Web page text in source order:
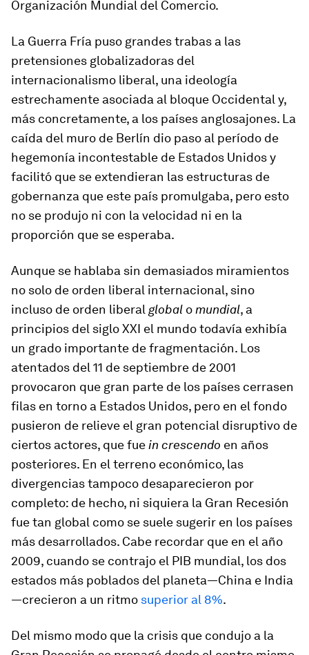
Organización Mundial del Comercio.
La Guerra Fría puso grandes trabas a las
pretensiones globalizadoras del
internacionalismo liberal, una ideología
estrechamente asociada al bloque Occidental y,
más concretamente, a los países anglosajones. La
caída del muro de Berlín dio paso al período de
hegemonía incontestable de Estados Unidos y
facilitó que se extendieran las estructuras de
gobernanza que este país promulgaba, pero esto
no se produjo ni con la velocidad ni en la
proporción que se esperaba.
Aunque se hablaba sin demasiados miramientos
no solo de orden liberal internacional, sino
incluso de orden liberal global o mundial, a
principios del siglo XXI el mundo todavía exhibía
un grado importante de fragmentación. Los
atentados del 11 de septiembre de 2001
provocaron que gran parte de los países cerrasen
filas en torno a Estados Unidos, pero en el fondo
pusieron de relieve el gran potencial disruptivo de
ciertos actores, que fue in crescendo en años
posteriores. En el terreno económico, las
divergencias tampoco desaparecieron por
completo: de hecho, ni siquiera la Gran Recesión
fue tan global como se suele sugerir en los países
más desarrollados. Cabe recordar que en el año
2009, cuando se contrajo el PIB mundial, los dos
estados más poblados del planeta—China e India
—crecieron a un ritmo superior al 8%.
Del mismo modo que la crisis que condujo a la